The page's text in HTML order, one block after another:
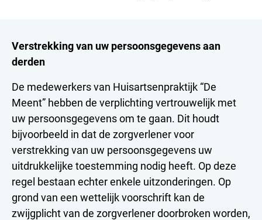
Verstrekking van uw persoonsgegevens aan
derden
De medewerkers van Huisartsenpraktijk “De
Meent” hebben de verplichting vertrouwelijk met
uw persoonsgegevens om te gaan. Dit houdt
bijvoorbeeld in dat de zorgverlener voor
verstrekking van uw persoonsgegevens uw
uitdrukkelijke toestemming nodig heeft. Op deze
regel bestaan echter enkele uitzonderingen. Op
grond van een wettelijk voorschrift kan de
zwijgplicht van de zorgverlener doorbroken worden,